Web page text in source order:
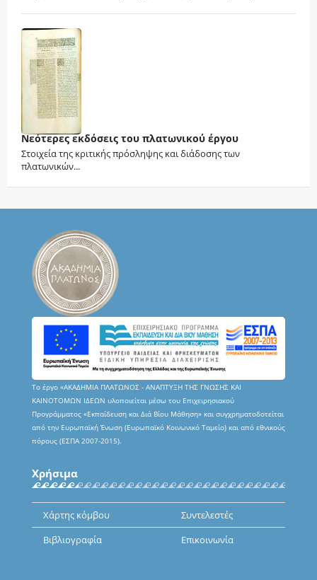
Νεότερες εκδόσεις του πλατωνικού έργου
Στοιχεία της κριτικής πρόσληψης και διάδοσης των
πλατωνικών...
Το έργο «ΑΚΑΔΗΜΙΑ ΠΛΑΤΩΝΟΣ - ΑΝΑΠΤΥΞΗ ΤΗΣ ΓΝΩΣΗΣ ΚΑΙ
ΚΑΙΝΟΤΟΜΩΝ ΙΔΕΩΝ υλοποιείται μέσω του Επιχειρησιακού
Προγράμματος «Εκπαίδευση και Διά Βίου Μάθηση» και συγχρηματοδοτείται
από την Ευρωπαϊκή Ένωση (Ευρωπαϊκό Κοινωνικό Ταμείο) και από εθνικούς
πόρους (ΕΣΠΑ 2007-2015).
Χρήσιμα
Χάρτης κόμβου
Συντελεστές
Βιβλιογραφία
Επικοινωνία